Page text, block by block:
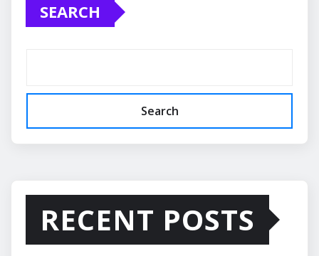
SEARCH
Search
RECENT POSTS